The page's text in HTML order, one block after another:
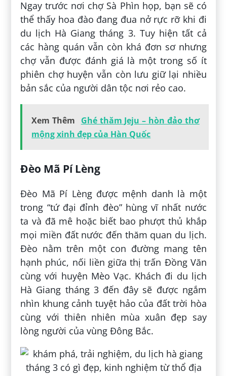
Ngay trước nơi chợ Sà Phìn họp, bạn sẽ có
thể thấy hoa đào đang đua nở rực rỡ khi đi
du lịch Hà Giang tháng 3. Tuy hiện tất cả
các hàng quán vẫn còn khá đơn sơ nhưng
chợ vẫn được đánh giá là một trong số ít
phiên chợ huyện vẫn còn lưu giữ lại nhiều
bản sắc của người dân tộc nơi rẻo cao.
Xem Thêm
Ghé thăm Jeju – hòn đảo thơ
mộng xinh đẹp của Hàn Quốc
Đèo Mã Pí Lèng
Đèo Mã Pí Lèng được mệnh danh là một
trong “tứ đại đỉnh đèo” hùng vĩ nhất nước
ta và đã mê hoặc biết bao phượt thủ khắp
mọi miền đất nước đến thăm quan du lịch.
Đèo nằm trên một con đường mang tên
hạnh phúc, nối liền giữa thị trấn Đồng Văn
cùng với huyện Mèo Vạc. Khách đi du lịch
Hà Giang tháng 3 đến đây sẽ được ngắm
nhìn khung cảnh tuyệt hảo của đất trời hòa
cùng với thiên nhiên mùa xuân đẹp say
lòng người của vùng Đông Bắc.